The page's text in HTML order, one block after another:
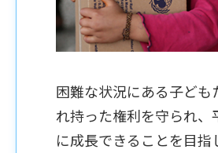
困難な状況にある子ども
れ持った権利を守られ、
に成長できることを目指